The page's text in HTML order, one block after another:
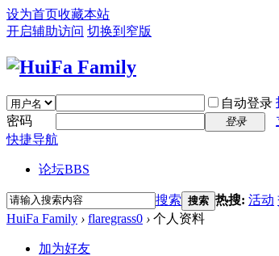
设为首页收藏本站
开启辅助访问 切换到窄版
自动登录
密码
登录
快捷导航
论坛BBS
搜索 搜索 热搜: 活动
HuiFa Family › flaregrass0 › 个人资料
加为好友